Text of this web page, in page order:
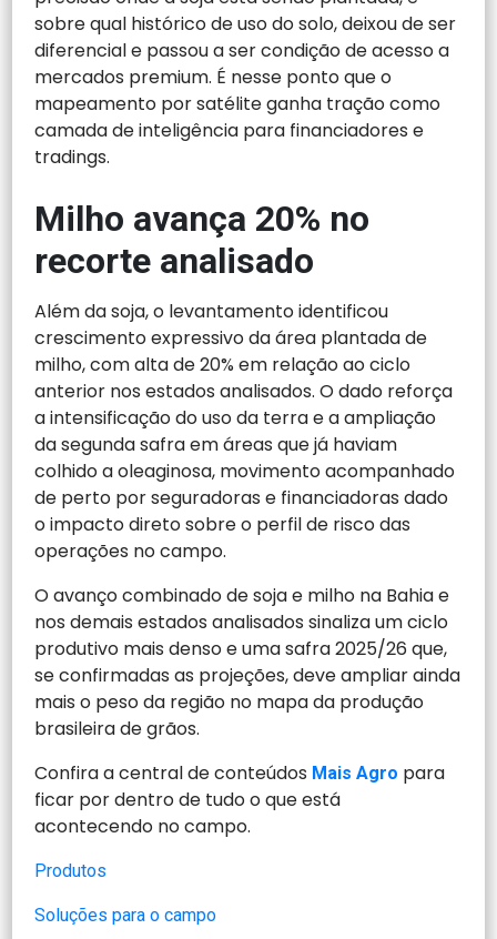
sobre qual histórico de uso do solo, deixou de ser
diferencial e passou a ser condição de acesso a
mercados premium. É nesse ponto que o
mapeamento por satélite ganha tração como
camada de inteligência para financiadores e
tradings.
Milho avança 20% no
recorte analisado
Além da soja, o levantamento identificou
crescimento expressivo da área plantada de
milho, com alta de 20% em relação ao ciclo
anterior nos estados analisados. O dado reforça
a intensificação do uso da terra e a ampliação
da segunda safra em áreas que já haviam
colhido a oleaginosa, movimento acompanhado
de perto por seguradoras e financiadoras dado
o impacto direto sobre o perfil de risco das
operações no campo.
O avanço combinado de soja e milho na Bahia e
nos demais estados analisados sinaliza um ciclo
produtivo mais denso e uma safra 2025/26 que,
se confirmadas as projeções, deve ampliar ainda
mais o peso da região no mapa da produção
brasileira de grãos.
Confira a central de conteúdos Mais Agro para
ficar por dentro de tudo o que está
acontecendo no campo.
Produtos
Soluções para o campo